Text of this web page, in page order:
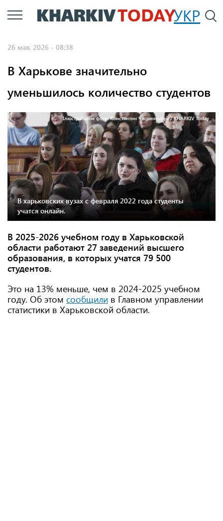
Перейти
к
УКР
26 мая, 2026 - 08:38
В Харькове значительно
уменьшилось количество студентов
Ілюстративне фото: Констянтин Чегринський / KHARKIV Today
В харьковских вузах с февраля 2022 года студенты
учатся онлайн.
В 2025-2026 учебном году в Харьковской
области работают 27 заведений высшего
образования, в которых учатся 79 500
студентов.
Это на 13% меньше, чем в 2024-2025 учебном
году. Об этом сообщили в Главном управлении
статистики в Харьковской области.